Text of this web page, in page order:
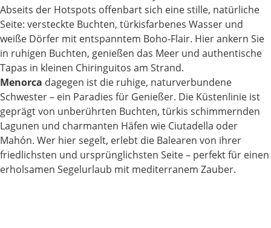
Abseits der Hotspots offenbart sich eine stille, natürliche
Seite: versteckte Buchten, türkisfarbenes Wasser und
weiße Dörfer mit entspanntem Boho-Flair. Hier ankern Sie
in ruhigen Buchten, genießen das Meer und authentische
Tapas in kleinen Chiringuitos am Strand.
Menorca dagegen ist die ruhige, naturverbundene
Schwester – ein Paradies für Genießer. Die Küstenlinie ist
geprägt von unberührten Buchten, türkis schimmernden
Lagunen und charmanten Häfen wie Ciutadella oder
Mahón. Wer hier segelt, erlebt die Balearen von ihrer
friedlichsten und ursprünglichsten Seite – perfekt für einen
erholsamen Segelurlaub mit mediterranem Zauber.